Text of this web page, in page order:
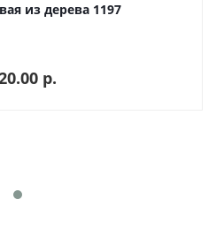
из дерева 1197
p.